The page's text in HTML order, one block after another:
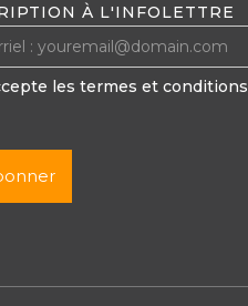
À L'INFOLETTRE
les termes et conditions